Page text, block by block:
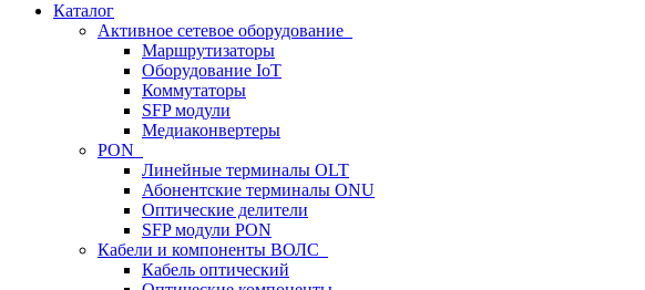
Каталог
Активное сетевое оборудование
Маршрутизаторы
Оборудование IoT
Коммутаторы
SFP модули
Медиаконвертеры
PON
Линейные терминалы OLT
Абонентские терминалы ONU
Оптические делители
SFP модули PON
Кабели и компоненты ВОЛС
Кабель оптический